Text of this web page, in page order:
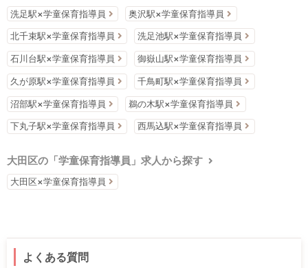
洗足駅×学童保育指導員 奥沢駅×学童保育指導員
北千束駅×学童保育指導員 洗足池駅×学童保育指導員
石川台駅×学童保育指導員 御嶽山駅×学童保育指導員
久が原駅×学童保育指導員 千鳥町駅×学童保育指導員
沼部駅×学童保育指導員 鵜の木駅×学童保育指導員
下丸子駅×学童保育指導員 西馬込駅×学童保育指導員
大田区の「学童保育指導員」求人から探す
大田区×学童保育指導員
よくある質問